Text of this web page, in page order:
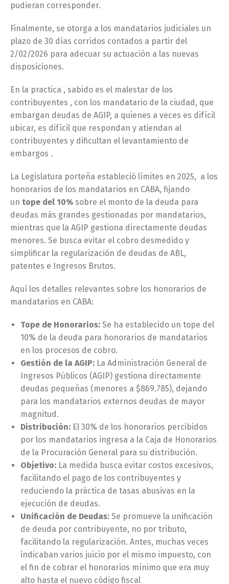
pudieran corresponder.
Finalmente, se otorga a los mandatarios judiciales un
plazo de 30 días corridos contados a partir del
2/02/2026 para adecuar su actuación a las nuevas
disposiciones.
En la practica , sabido es el malestar de los
contribuyentes , con los mandatario de la ciudad, que
embargan deudas de AGIP, a quienes a veces es difícil
ubicar, es difícil que respondan y atiendan al
contribuyentes y dificultan el levantamiento de
embargos .
La Legislatura porteña estableció límites en 2025, a los
honorarios de los mandatarios en CABA, fijando
un tope del 10% sobre el monto de la deuda para
deudas más grandes gestionadas por mandatarios,
mientras que la AGIP gestiona directamente deudas
menores. Se busca evitar el cobro desmedido y
simplificar la regularización de deudas de ABL,
patentes e Ingresos Brutos.
Aquí los detalles relevantes sobre los honorarios de
mandatarios en CABA:
Tope de Honorarios: Se ha establecido un tope del
10% de la deuda para honorarios de mandatarios
en los procesos de cobro.
Gestión de la AGIP: La Administración General de
Ingresos Públicos (AGIP) gestiona directamente
deudas pequeñas (menores a $869.785), dejando
para los mandatarios externos deudas de mayor
magnitud.
Distribución: El 30% de los honorarios percibidos
por los mandatarios ingresa a la Caja de Honorarios
de la Procuración General para su distribución.
Objetivo: La medida busca evitar costos excesivos,
facilitando el pago de los contribuyentes y
reduciendo la práctica de tasas abusivas en la
ejecución de deudas.
Unificación de Deudas: Se promueve la unificación
de deuda por contribuyente, no por tributo,
facilitando la regularización. Antes, muchas veces
indicaban varios juicio por el mismo impuesto, con
el fin de cobrar el honorarios mínimo que era muy
alto hasta el nuevo código fiscal